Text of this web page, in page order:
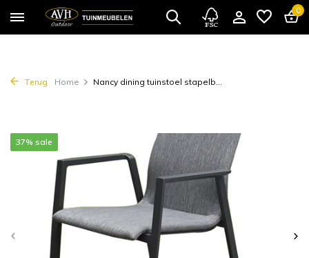
0
Terug Home Nancy dining tuinstoel stapelb...
37% sale